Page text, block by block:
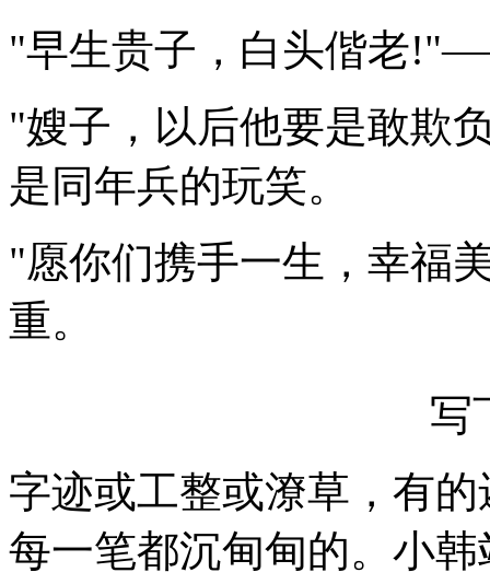
"早生贵子，白头偕老
"嫂子，以后他要是敢
是同年兵的玩笑。
"愿你们携手一生，幸
重。
写
字迹或工整或潦草，有
每一笔都沉甸甸的。小